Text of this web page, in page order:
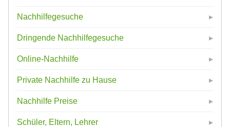
Nachhilfegesuche
Dringende Nachhilfegesuche
Online-Nachhilfe
Private Nachhilfe zu Hause
Nachhilfe Preise
Schüler, Eltern, Lehrer